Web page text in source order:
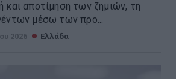
και αποτίμηση των ζημιών, τη
μέσω των προ...
2026 Ελλάδα